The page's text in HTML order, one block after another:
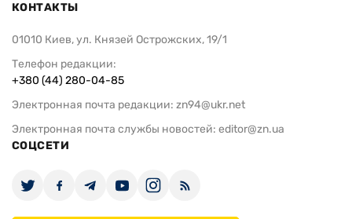
КОНТАКТЫ
01010 Киев, ул. Князей Острожских, 19/1
Телефон редакции:
+380 (44) 280-04-85
Электронная почта редакции: zn94@ukr.net
Электронная почта службы новостей: editor@zn.ua
СОЦСЕТИ